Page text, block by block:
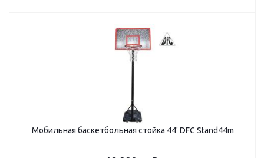
Мобильная баскетбольная стойка 44' DFC Stand44m